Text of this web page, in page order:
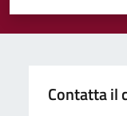
Valuta
Valuta 3
Valuta 2 stelle
Valuta 1 stelle su 5
Contatta il